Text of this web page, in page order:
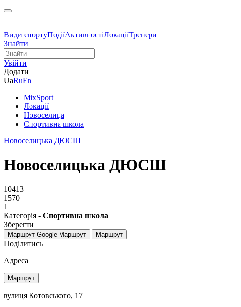
Види спортуПодіїАктивностіЛокаціїТренери
Знайти
Увійти
Додати
UaRuEn
MixSport
Локації
Новоселица
Спортивна школа
Новоселицька ДЮСШ
Новоселицька ДЮСШ
10413
1570
1
Категорія - Спортивна школа
Зберегти
Маршрут Google Маршрут Маршрут
Поділитись
Адреса
Маршрут
вулиця Котовського, 17